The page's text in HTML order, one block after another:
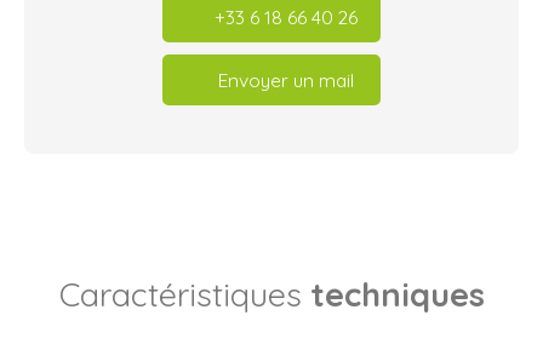
+33 6 18 66 40 26
Envoyer un mail
Caractéristiques techniques